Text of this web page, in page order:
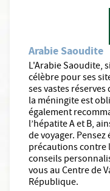
Arabie Saoudite
L'Arabie Saoudite,
célèbre pour ses
ses vastes
la méningite est
également
l’hépatite A et B,
de voyager.
précautions contre
conseils
vous au Centre de
République.